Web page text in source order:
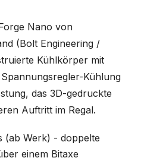
Nano von
(Bolt Engineering /
Kühlkörper mit
Kühlung
das 3D-gedruckte
Auftritt im Regal.
(ab Werk) - doppelte
einem Bitaxe